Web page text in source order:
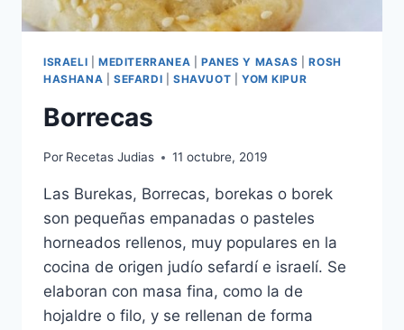
ISRAELI MEDITERRANEA PANES Y MASAS |ROSH
HASHANA
SEFARDI SHAVUOT YOM KIPUR
Borrecas
Por Recetas Judias 11 octubre, 2019
Las Burekas, Borrecas, borekas o borek
son pequeñas empanadas o pasteles
horneados rellenos, muy populares en la
cocina de origen judío sefardí e israelí. Se
elaboran con masa fina, como la de
hojaldre o filo, y se rellenan de forma